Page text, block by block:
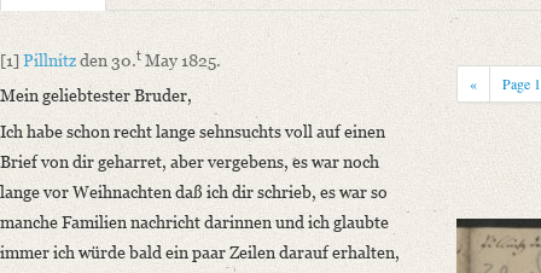
Sender: Charlotte Ernst, Ludwig Emanuel Ernst
Recipient: August Wilhelm von Schlegel
Place of Dispatch: Pillnitz
Place of Destination: Bonn
Date: 30.05.1825
Manuscript
Provider: Dresden, Sächsische Landesbibliothek - Staats- und
OAI Id: DE-1a-33449
[1] Pillnitzden 30.t May 1825.
Mein geliebtester Bruder,
Ich habe schon recht lange sehnsuchts voll auf einen
Brief von dir geharret, aber vergebens, es war noch
lange vor Weihnachten daß ich dir schrieb, es war so
manche Familien nachricht darinnen und ich glaubte
immer ich würde bald ein paar Zeilen darauf erhalten,
« Page 1